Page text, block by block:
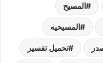
المسيح
المسيحيه
تحميل تفسير